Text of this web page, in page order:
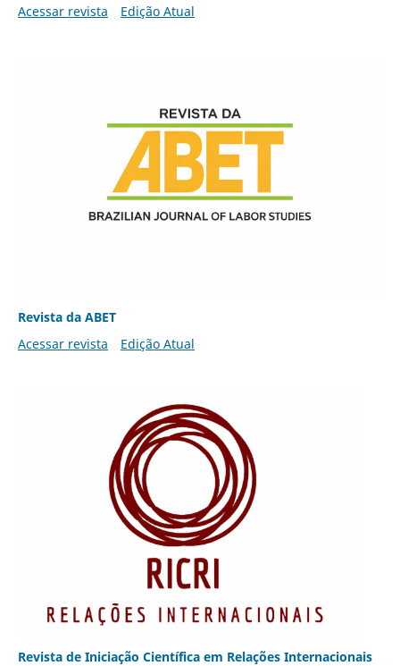
Acessar revista Edição Atual
Revista da ABET
Acessar revista
Edição Atual
Revista de Iniciação Científica em Relações Internacionais